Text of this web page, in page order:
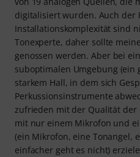
digitalisiert wurden. Auch der
Installationskomplexität sind
Tonexperte, daher sollte
genossen werden. Aber bei
suboptimalen Umgebung (ein
starkem Hall, in dem sich
Perkussionsinstrumente
zufrieden mit der Qualität
mit nur einem Mikrofon und
(ein Mikrofon, eine Tonangel,
einfacher geht es nicht)